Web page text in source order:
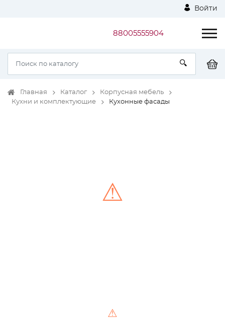
Войти
88005555904
Главная Каталог
Корпусная мебель
Кухни и комплектующие
Кухонные фасады
⚠
⚠